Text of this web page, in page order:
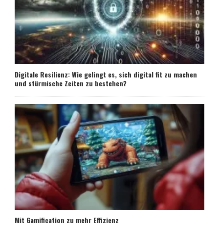
Digitale Resilienz: Wie gelingt es, sich digital fit zu machen
und stürmische Zeiten zu bestehen?
Mit Gamification zu mehr Effizienz